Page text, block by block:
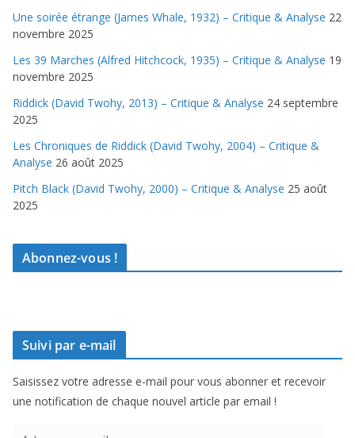
Une soirée étrange (James Whale, 1932) – Critique & Analyse 22
novembre 2025
Les 39 Marches (Alfred Hitchcock, 1935) – Critique & Analyse 19
novembre 2025
Riddick (David Twohy, 2013) – Critique & Analyse 24 septembre
2025
Les Chroniques de Riddick (David Twohy, 2004) – Critique &
Analyse 26 août 2025
Pitch Black (David Twohy, 2000) – Critique & Analyse 25 août
2025
Abonnez-vous !
Suivi par e-mail
Saisissez votre adresse e-mail pour vous abonner et recevoir
une notification de chaque nouvel article par email !